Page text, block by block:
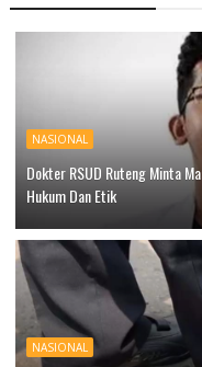
NASIONAL
Dokter RSUD Ruteng Minta
Hukum Dan Etik
NASIONAL